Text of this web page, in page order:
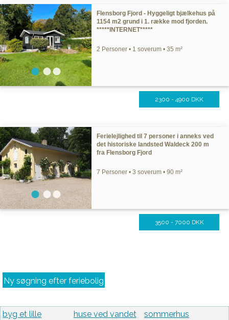
Flensborg Fjord - Hyggeligt bjælkehus på
1154 m2 grund i 1. række mod fjorden.
*****INTERNET*****
2 Personer • 1 soverum • 35 m²
2300 - 4900 DKK
Ferielejlighed til 7 personer i anneks ved
det historiske landsted Waldeck 200 m
fra Flensborg Fjord
7 Personer • 3 soverum • 90 m²
3500 - 7000 DKK
Ny søgning efter feriebolig
byg et lille
huse ved vandet
sommerhus